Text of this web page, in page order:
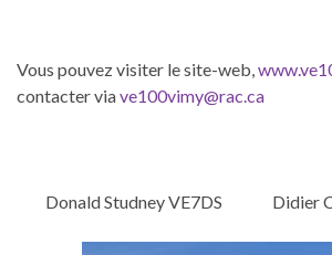
Vous pouvez visiter le site-web,
contacter viave100vimy@rac.ca
Donald Studney VE7DS Didier